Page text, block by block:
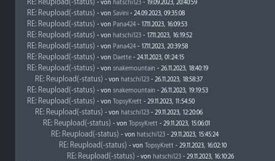
RE: Reupload(-status) - von hatschi123 - 19.09.2023, 20:40:59
RE: Reupload(-status) - von Savini - 24.09.2023, 09:35:08
RE: Reupload(-status) - von Pana424 - 17.11.2023, 16:09:53
RE: Reupload(-status) - von hatschi123 - 17.11.2023, 16:19:52
RE: Reupload(-status) - von Pana424 - 17.11.2023, 20:39:58
RE: Reupload(-status) - von Daette - 24.11.2023, 01:24:15
RE: Reupload(-status) - von snakemountain - 26.11.2023, 18:40:19
RE: Reupload(-status) - von hatschi123 - 26.11.2023, 18:58:37
RE: Reupload(-status) - von snakemountain - 26.11.2023, 19:19:53
RE: Reupload(-status) - von TopsyKrett - 29.11.2023, 11:54:50
RE: Reupload(-status) - von hatschi123 - 29.11.2023, 12:20:06
RE: Reupload(-status) - von TopsyKrett - 29.11.2023, 15:06:01
RE: Reupload(-status) - von hatschi123 - 29.11.2023, 15:45:24
RE: Reupload(-status) - von TopsyKrett - 29.11.2023, 16:02:10
RE: Reupload(-status) - von hatschi123 - 29.11.2023, 16:10:26